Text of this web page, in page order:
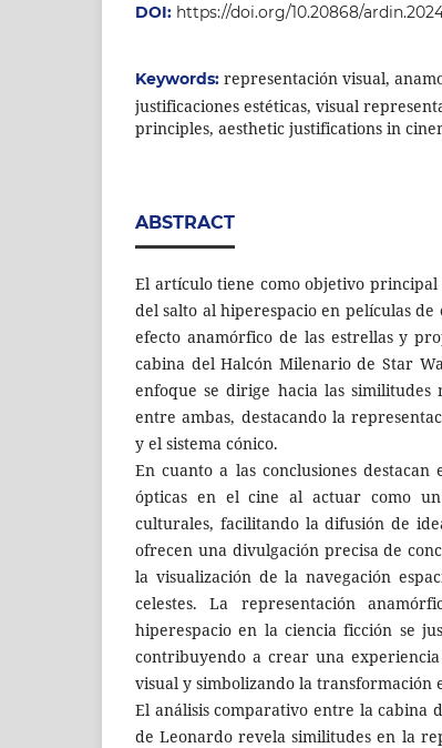
DOI: https://doi.org/10.20868/
Keywords: representación visual,
justificaciones estéticas, visual
principles, aesthetic justifications in
ABSTRACT
El artículo tiene como objetivo
del salto al hiperespacio en películas
efecto anamórfico de las estrellas y
cabina del Halcón Milenario de Star
enfoque se dirige hacia las similitudes
entre ambas, destacando la
y el sistema cónico.
En cuanto a las conclusiones
ópticas en el cine al actuar como
culturales, facilitando la difusión de
ofrecen una divulgación precisa de
la visualización de la navegación
celestes. La representación
hiperespacio en la ciencia ficción se
contribuyendo a crear una
visual y simbolizando la transformación
El análisis comparativo entre la cabina
de Leonardo revela similitudes en la